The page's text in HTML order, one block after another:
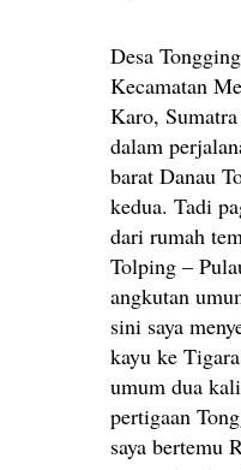
Desa
Kecamatan
Karo,
dalam
barat Danau
kedua. Tadi
dari rumah
Tolping –
angkutan
sini saya
kayu ke
umum dua
pertigaan
saya bertemu